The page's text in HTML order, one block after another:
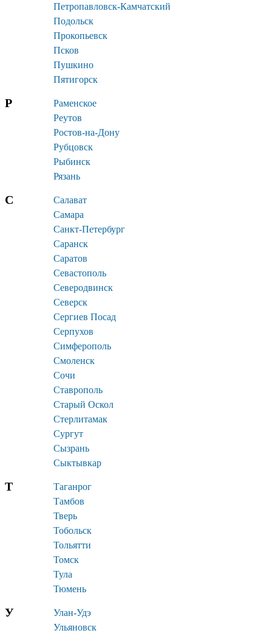
Петропавловск-Камчатский
Подольск
Прокопьевск
Псков
Пушкино
Пятигорск
Р
Раменское
Реутов
Ростов-на-Дону
Рубцовск
Рыбинск
Рязань
С
Салават
Самара
Санкт-Петербург
Саранск
Саратов
Севастополь
Северодвинск
Северск
Сергиев Посад
Серпухов
Симферополь
Смоленск
Сочи
Ставрополь
Старый Оскол
Стерлитамак
Сургут
Сызрань
Сыктывкар
Т
Таганрог
Тамбов
Тверь
Тобольск
Тольятти
Томск
Тула
Тюмень
У
Улан-Удэ
Ульяновск